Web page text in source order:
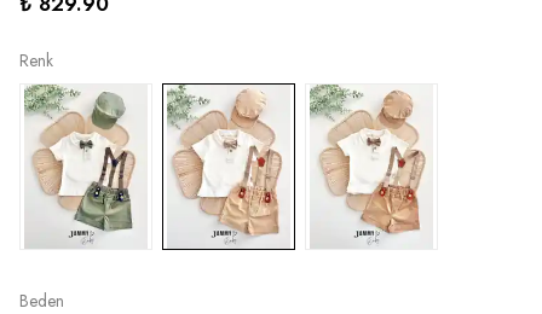
Renk
Beden